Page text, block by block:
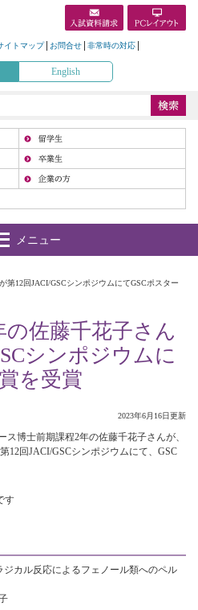
イトマップ お問合せ 非常時の対応
English
第12回JACI/GSCシンポジウムにてGSCポスター
の佐藤千花子さん
シンポジウムに
を受賞
2023年6月16日更新
博士前期課程2年の佐藤千花子さんが、
12回JACI/GSCシンポジウムにて、GSC
す
ジカル反応によるフェノール類へのペル